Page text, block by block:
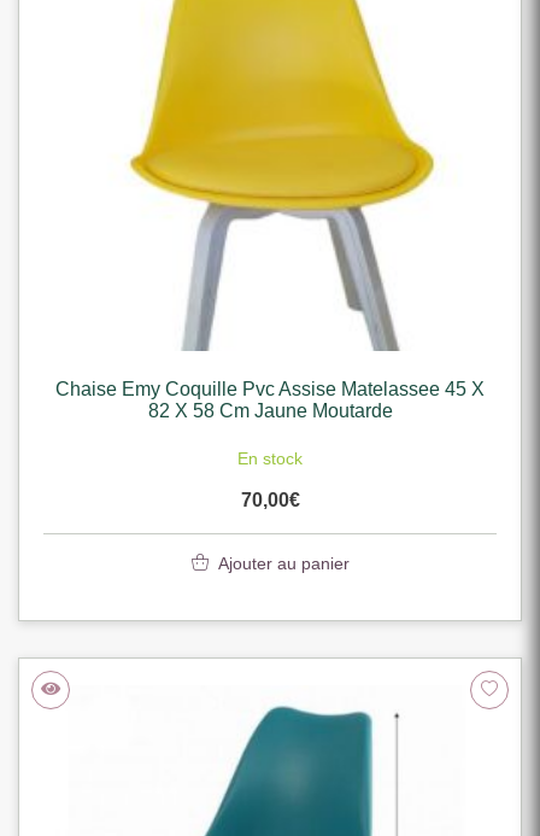
Chaise Emy Coquille Pvc Assise Matelassee 45 X
82 X 58 Cm Jaune Moutarde
En stock
70,00€
Ajouter au panier